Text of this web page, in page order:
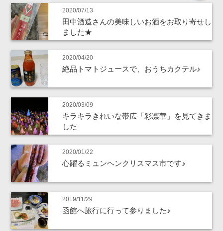
2020/07/13
田中酒造さんの美味しいお酒をお取り寄せし
ました★
2020/04/20
絶品トマトジュースで、おうちカクテル♪
2020/03/09
キラキラきれいな帯広「彩凛華」を見てきま
した
2020/01/22
心躍るミュンヘンクリスマス市です♪
2019/11/29
函館へ旅行に行って参りました♪